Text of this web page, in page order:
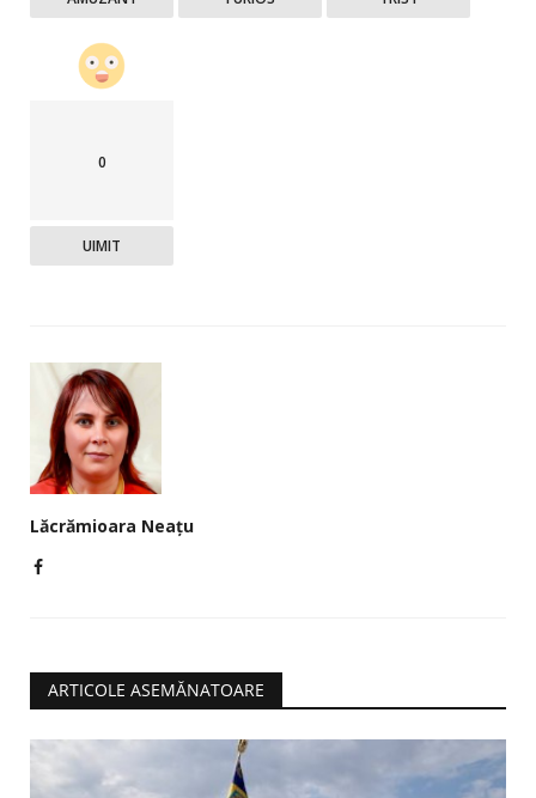
0
UIMIT
Lăcrămioara Neațu
ARTICOLE ASEMĂNATOARE